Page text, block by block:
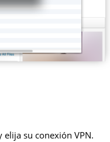
elija su conexión VPN.